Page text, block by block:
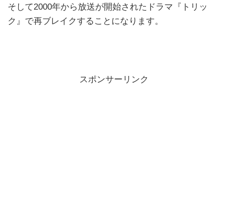
そして2000年から放送が開始されたドラマ『トリッ
ク』で再ブレイクすることになります。
スポンサーリンク